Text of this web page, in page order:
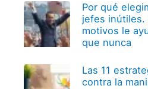
Por qué
jefes inútiles.
motivos le
que nunca
Las 11
contra la